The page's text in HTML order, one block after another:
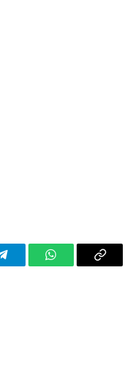
TelegramWhatsAppCopy